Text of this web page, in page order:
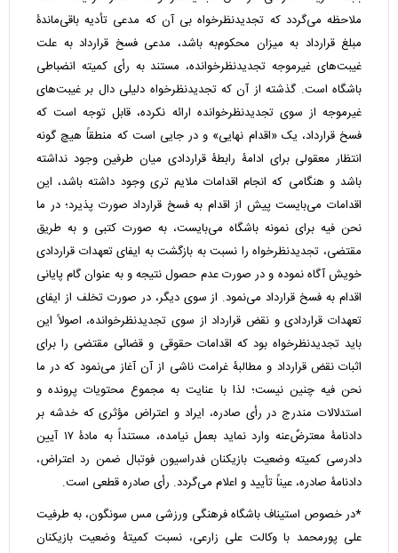
ملاحظه می‌گردد که تجدیدنظرخواه بی آن که مدعی تأدیه باقی‌ماندۀ
مبلغ قرارداد به میزان محکوم‌به باشد، مدعی فسخ قرارداد به علت
غیبت‌های غیرموجه تجدیدنظرخوانده، مستند به رأی کمیته انضباطی
باشگاه است. گذشته از آن که تجدیدنظرخواه دلیلی دال بر غیبت‌های
غیرموجه از سوی تجدیدنظرخوانده ارائه نکرده، قابل توجه است که
فسخ قرارداد، یک «اقدام نهایی» و در جایی است که منطقاً هیچ گونه
انتظار معقولی برای ادامۀ رابطۀ قراردادی میان طرفین وجود نداشته
باشد و هنگامی که انجام اقدامات ملایم تری وجود داشته باشد، این
اقدامات می‌بایست پیش از اقدام به فسخ قرارداد صورت پذیرد؛ در ما
نحن فیه برای نمونه باشگاه می‌بایست، به صورت کتبی و به طریق
مقتضی، تجدیدنظرخواه را نسبت به بازگشت به ایفای تعهدات قراردادی
خویش آگاه نموده و در صورت عدم حصول نتیجه و به عنوان گام پایانی
اقدام به فسخ قرارداد می‌نمود. از سوی دیگر، در صورت تخلف از ایفای
تعهدات قراردادی و نقض قرارداد از سوی تجدیدنظرخوانده، اصولاً این
باید تجدیدنظرخواه بود که اقدامات حقوقی و قضائی مقتضی را برای
اثبات نقض قرارداد و مطالبۀ غرامت ناشی از آن آغاز می‌نمود که در ما
نحن فیه چنین نیست؛ لذا با عنایت به مجموع محتویات پرونده و
استدلالات مندرج در رأی صادره، ایراد و اعتراض مؤثری که خدشه بر
دادنامۀ معترض‌ٌعنه وارد نماید بعمل نیامده، مستنداً به مادۀ ۱۷ آیین
دادرسی کمیته وضعیت بازیکنان فدراسیون فوتبال ضمن رد اعتراض،
دادنامۀ صادره، عیناً تأیید و اعلام می‌گردد. رأی صادره قطعی است.
*در خصوص استیناف باشگاه فرهنگی ورزشی مس سونگون، به طرفیت
علی پورمحمد با وکالت علی زارعی، نسبت کمیتۀ وضعیت بازیکنان